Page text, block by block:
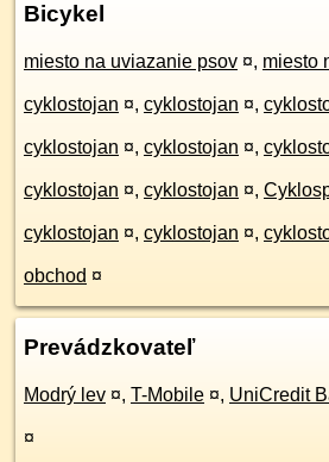
Bicykel
miesto na uviazanie psov ¤, miesto
cyklostojan ¤, cyklostojan ¤,
cyklostojan ¤, cyklostojan ¤,
cyklostojan ¤, cyklostojan ¤,
cyklostojan ¤, cyklostojan ¤,
obchod ¤
Prevádzkovateľ
Modrý lev ¤, T-Mobile ¤, UniCredit
¤